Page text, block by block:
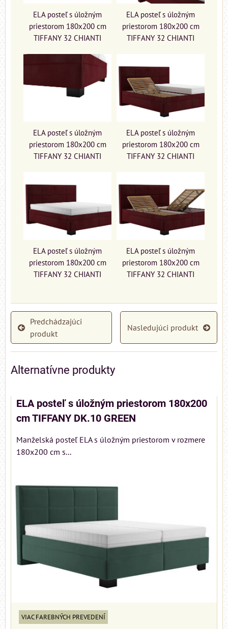
ELA posteľ s úložným
priestorom 180x200 cm
TIFFANY 32 CHIANTI
ELA posteľ s úložným
priestorom 180x200 cm
TIFFANY 32 CHIANTI
ELA posteľ s úložným
priestorom 180x200 cm
TIFFANY 32 CHIANTI
ELA posteľ s úložným
priestorom 180x200 cm
TIFFANY 32 CHIANTI
ELA posteľ s úložným
priestorom 180x200 cm
TIFFANY 32 CHIANTI
ELA posteľ s úložným
priestorom 180x200 cm
TIFFANY 32 CHIANTI
Predchádzajúci
produkt
Nasledujúci produkt
Alternatívne produkty
ELA posteľ s úložným priestorom 180x200
cm TIFFANY DK.10 GREEN
Manželská posteľ ELA s úložným priestorom v rozmere
180x200 cm s...
VIAC FAREBNÝCH PREVEDENÍ